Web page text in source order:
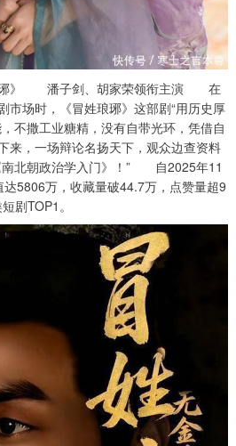
》 潘子剑、胡家荣领衔主演 在
市场时，《冒姓琅琊》这部剧“用历史厚
不撒工业糖精，没有自带光环，凭借自
来，一场辩论名扬天下，观众边查资料
南北朝政治学入门》！” 自2025年11
5806万，收藏量破44.7万，点赞量超9
剧TOP1。